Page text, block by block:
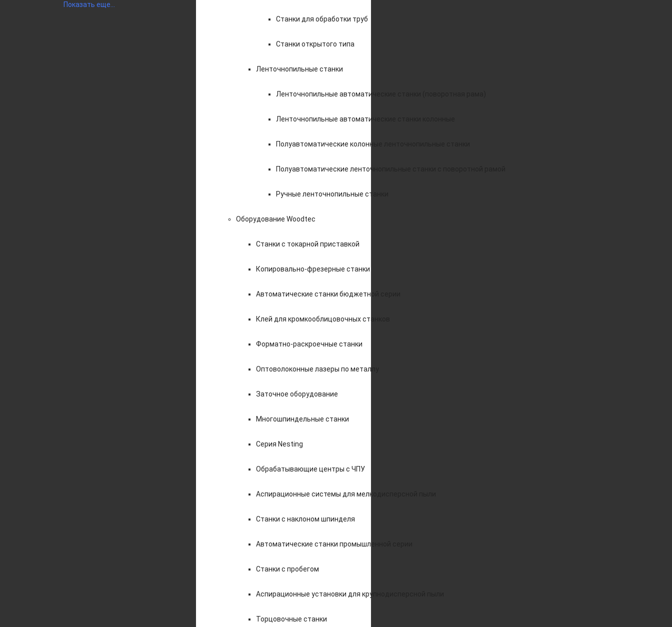
Показать еще...
Станки для обработки труб
Станки открытого типа
Ленточнопильные станки
Ленточнопильные автоматические станки (поворотная рама)
Ленточнопильные автоматические станки колонные
Полуавтоматические колонные ленточнопильные станки
Полуавтоматические ленточнопильные станки с поворотной рамой
Ручные ленточнопильные станки
Оборудование Woodtec
Станки с токарной приставкой
Копировально-фрезерные станки
Автоматические станки бюджетной серии
Клей для кромкооблицовочных станков
Форматно-раскроечные станки
Оптоволоконные лазеры по металлу
Заточное оборудование
Многошпиндельные станки
Серия Nesting
Обрабатывающие центры с ЧПУ
Аспирационные системы для мелкодисперсной пыли
Станки с наклоном шпинделя
Автоматические станки промышленной серии
Станки с пробегом
Аспирационные установки для крупнодисперсной пыли
Торцовочные станки